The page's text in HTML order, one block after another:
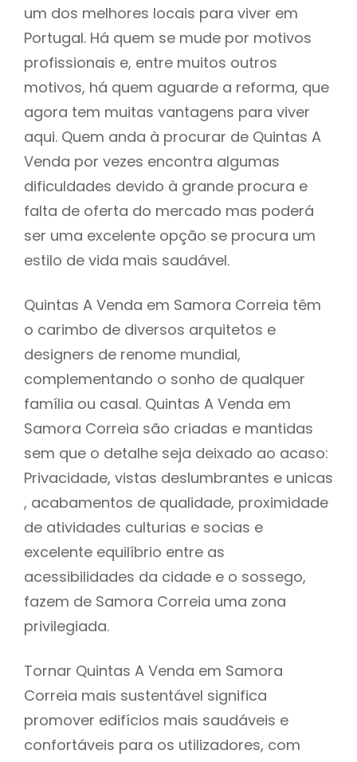
um dos melhores locais para viver em
Portugal. Há quem se mude por motivos
profissionais e, entre muitos outros
motivos, há quem aguarde a reforma, que
agora tem muitas vantagens para viver
aqui. Quem anda à procurar de Quintas A
Venda por vezes encontra algumas
dificuldades devido à grande procura e
falta de oferta do mercado mas poderá
ser uma excelente opção se procura um
estilo de vida mais saudável.
Quintas A Venda em Samora Correia têm
o carimbo de diversos arquitetos e
designers de renome mundial,
complementando o sonho de qualquer
família ou casal. Quintas A Venda em
Samora Correia são criadas e mantidas
sem que o detalhe seja deixado ao acaso:
Privacidade, vistas deslumbrantes e unicas
, acabamentos de qualidade, proximidade
de atividades culturias e socias e
excelente equilíbrio entre as
acessibilidades da cidade e o sossego,
fazem de Samora Correia uma zona
privilegiada.
Tornar Quintas A Venda em Samora
Correia mais sustentável significa
promover edifícios mais saudáveis e
confortáveis para os utilizadores, com